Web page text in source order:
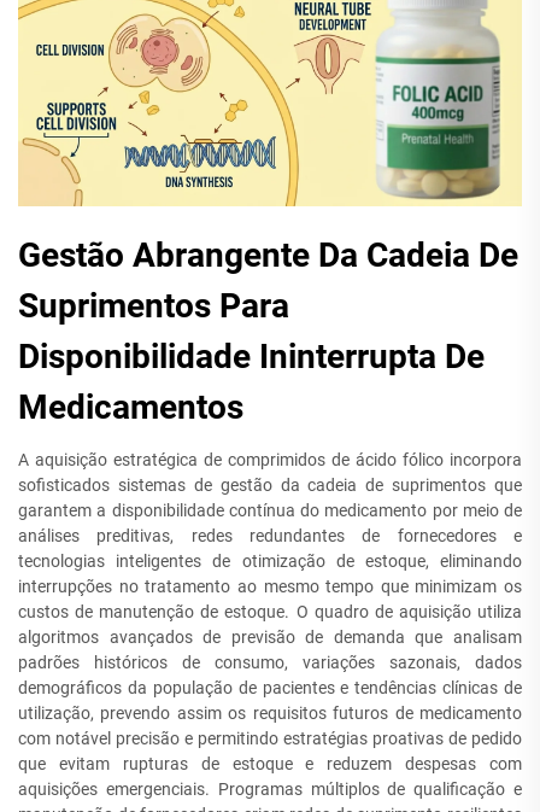
Gestão Abrangente Da Cadeia De
Suprimentos Para
Disponibilidade Ininterrupta De
Medicamentos
A aquisição estratégica de comprimidos de ácido fólico incorpora
sofisticados sistemas de gestão da cadeia de suprimentos que
garantem a disponibilidade contínua do medicamento por meio de
análises preditivas, redes redundantes de fornecedores e
tecnologias inteligentes de otimização de estoque, eliminando
interrupções no tratamento ao mesmo tempo que minimizam os
custos de manutenção de estoque. O quadro de aquisição utiliza
algoritmos avançados de previsão de demanda que analisam
padrões históricos de consumo, variações sazonais, dados
demográficos da população de pacientes e tendências clínicas de
utilização, prevendo assim os requisitos futuros de medicamento
com notável precisão e permitindo estratégias proativas de pedido
que evitam rupturas de estoque e reduzem despesas com
aquisições emergenciais. Programas múltiplos de qualificação e